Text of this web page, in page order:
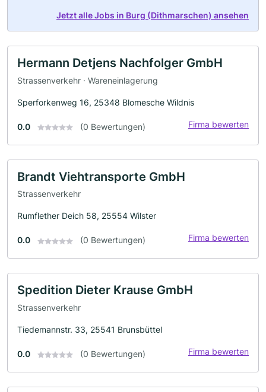
Jetzt alle Jobs in Burg (Dithmarschen) ansehen
Hermann Detjens Nachfolger GmbH
Strassenverkehr · Wareneinlagerung
Sperforkenweg 16, 25348 Blomesche Wildnis
0.0 (0 Bewertungen) Firma bewerten
Brandt Viehtransporte GmbH
Strassenverkehr
Rumflether Deich 58, 25554 Wilster
0.0 (0 Bewertungen) Firma bewerten
Spedition Dieter Krause GmbH
Strassenverkehr
Tiedemannstr. 33, 25541 Brunsbüttel
0.0 (0 Bewertungen) Firma bewerten